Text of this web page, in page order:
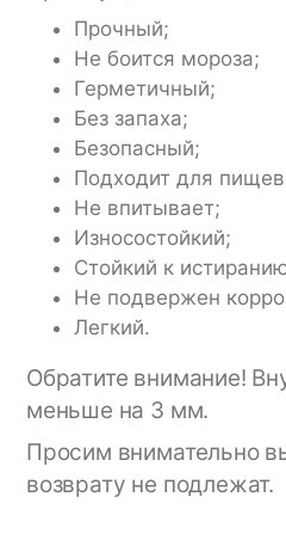
Прочный;
Не боится мороза;
Герметичный;
Без запаха;
Безопасный;
Подходит для
Не впитывает;
Износостойкий;
Стойкий к
Не подвержен
Легкий.
Обратите внимание!
меньше на 3 мм.
Просим внимательно
возврату не подлежат.